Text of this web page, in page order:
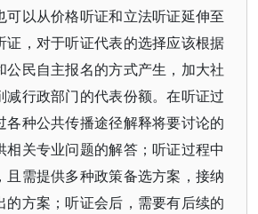
可以从价格听证和立法听证延伸至
证，对于听证代表的选择应该根据
公民自主报名的方式产生，加大社
减行政部门的代表份额。在听证过
各种公共传播途径解释将要讨论的
相关专业问题的解答；听证过程中
且需提供多种政策备选方案，接纳
的方案；听证会后，需要有后续的